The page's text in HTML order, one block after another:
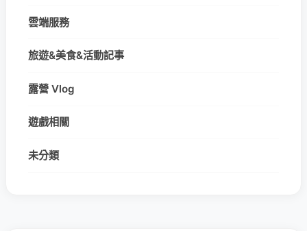
雲端服務
旅遊&美食&活動記事
露營 Vlog
遊戲相關
未分類